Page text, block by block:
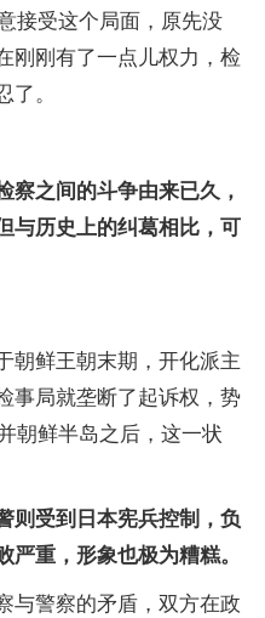
接受这个局面，原先没
刚刚有了一点儿权力，检
了。
察之间的斗争由来已久，
与历史上的纠葛相比，可
朝鲜王朝末期，开化派主
事局就垄断了起诉权，势
朝鲜半岛之后，这一状
则受到日本宪兵控制，负
重，形象也极为糟糕。
与警察的矛盾，双方在政